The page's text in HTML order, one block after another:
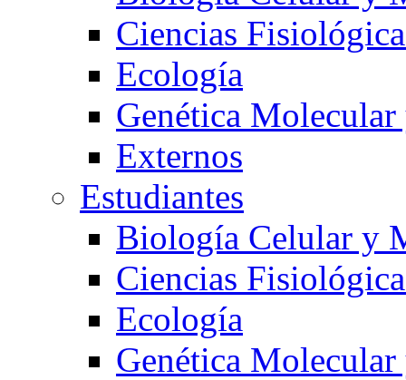
Ciencias
Ecología
Genética
Externos
Estudiantes
Biología Celular y
Ciencias
Ecología
Genética